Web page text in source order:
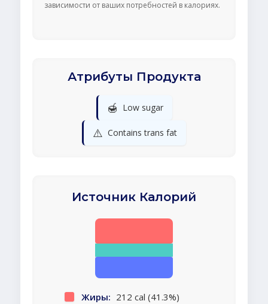
зависимости от ваших потребностей в калориях.
Атрибуты Продукта
🍯 Low sugar
⚠️ Contains trans fat
Источник Калорий
Жиры: 212 cal (41.3%)